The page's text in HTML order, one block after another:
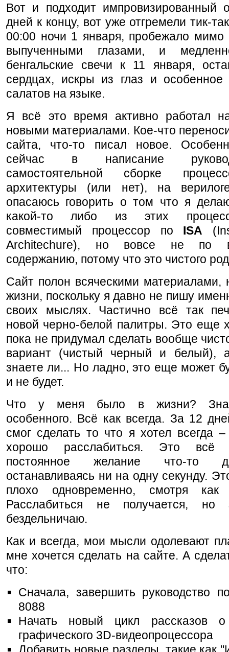
Вот и подходит импровизированный
дней к концу, вот уже отгремели тик-
00:00 ночи 1 января, пробежало мимо
выпученными глазами, и
бенгальские свечи к 11 января,
сердцах, искры из глаз и особенное
салатов на языке.
Я всё это время активно работал
новыми материалами. Кое-что
сайта, что-то писал новое.
сейчас в написание
самостоятельной сборке
архитектуры (или нет), на
опасаюсь говорить о том что я
какой-то либо из этих
совместимый процессор по ISA
Architechure), но вовсе не по
содержанию, потому что это чистого
Сайт полон всяческими материалами,
жизни, поскольку я давно не пишу
своих мыслях. Частично всё так
новой черно-белой палитры. Это еще
пока не придумал сделать вообще
вариант (чистый черный и белый),
знаете ли... Но ладно, это еще может
и не будет.
Что у меня было в жизни?
особенного. Всё как всегда. За 12
смог сделать то что я хотел всегда
хорошо расслабиться. Это всё
постоянное желание что-то
останавливаясь ни на одну секунду.
плохо одновременно, смотря как
Расслабиться не получается,
бездельничаю.
Как и всегда, мои мысли одолевают
мне хочется сделать на сайте. А
что:
Сначала, завершить руководство
8088
Начать новый цикл рассказов о
графического 3D-видеопроцессора